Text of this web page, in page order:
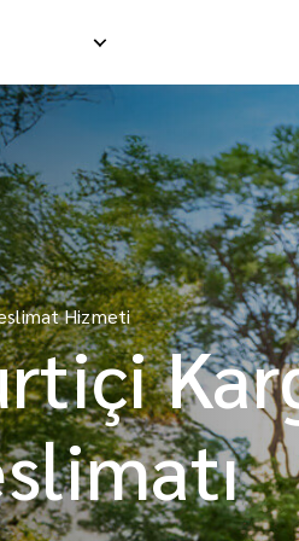
Uluslararası
Uluslararası
Uluslararası
Hizmeti